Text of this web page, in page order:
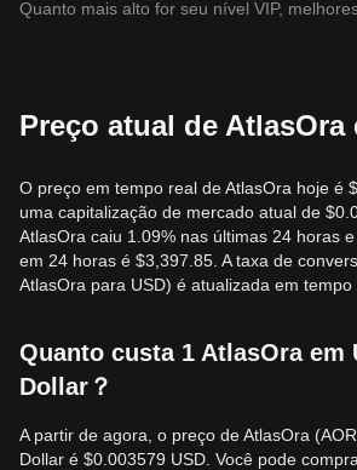
Quanto mais alto for seu nível VIP,
Preço atual de AtlasOra
O preço em tempo real de AtlasOra hoje é
uma capitalização de mercado atual de
AtlasOra caiu 1.09% nas últimas 24 horas
em 24 horas é $3,397.85. A taxa de
AtlasOra para USD) é atualizada em tempo
Quanto custa 1 AtlasOra em
Dollar？
A partir de agora, o preço de AtlasOra
Dollar é $0.003579 USD. Você pode